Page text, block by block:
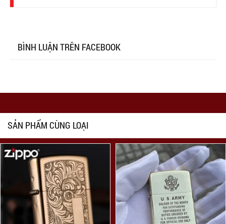
BÌNH LUẬN TRÊN FACEBOOK
SẢN PHẨM CÙNG LOẠI